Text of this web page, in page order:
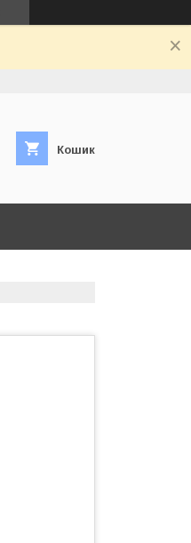
Кошик